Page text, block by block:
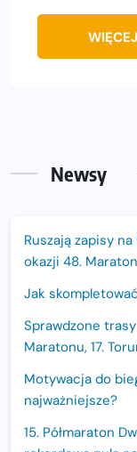
WIĘCEJ
Newsy
Ruszają zapisy
okazji 48.
Jak
Sprawdzone
Maratonu, 17.
Motywacja do
najważniejsze?
15. Półmaraton